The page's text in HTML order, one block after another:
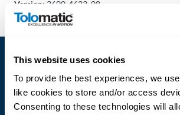
This website uses cookies
To provide the best experiences, we
like cookies to store and/or access
Consenting to these technologies will
Version: 3600-4623_08
Kontakt
Veranstaltungen
Dealer
Portal